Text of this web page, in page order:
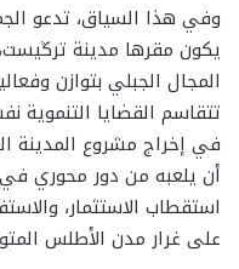
وفي هذا السياق، تدعو
يكون مقرها مدينة ترڭيست،
تتقاسم القضايا
في إخراج مشروع المدينة
أن يلعبه من دور محوري
استقطاب الاستثمار،
على غرار مدن الأطلس